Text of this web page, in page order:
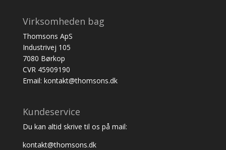
Virksomheden bag
Thomsons ApS
Industrivej 105
7080 Børkop
CVR 45909190
Email: kontakt@thomsons.dk
Kundeservice
Du kan altid skrive til os på mail:
kontakt@thomsons.dk